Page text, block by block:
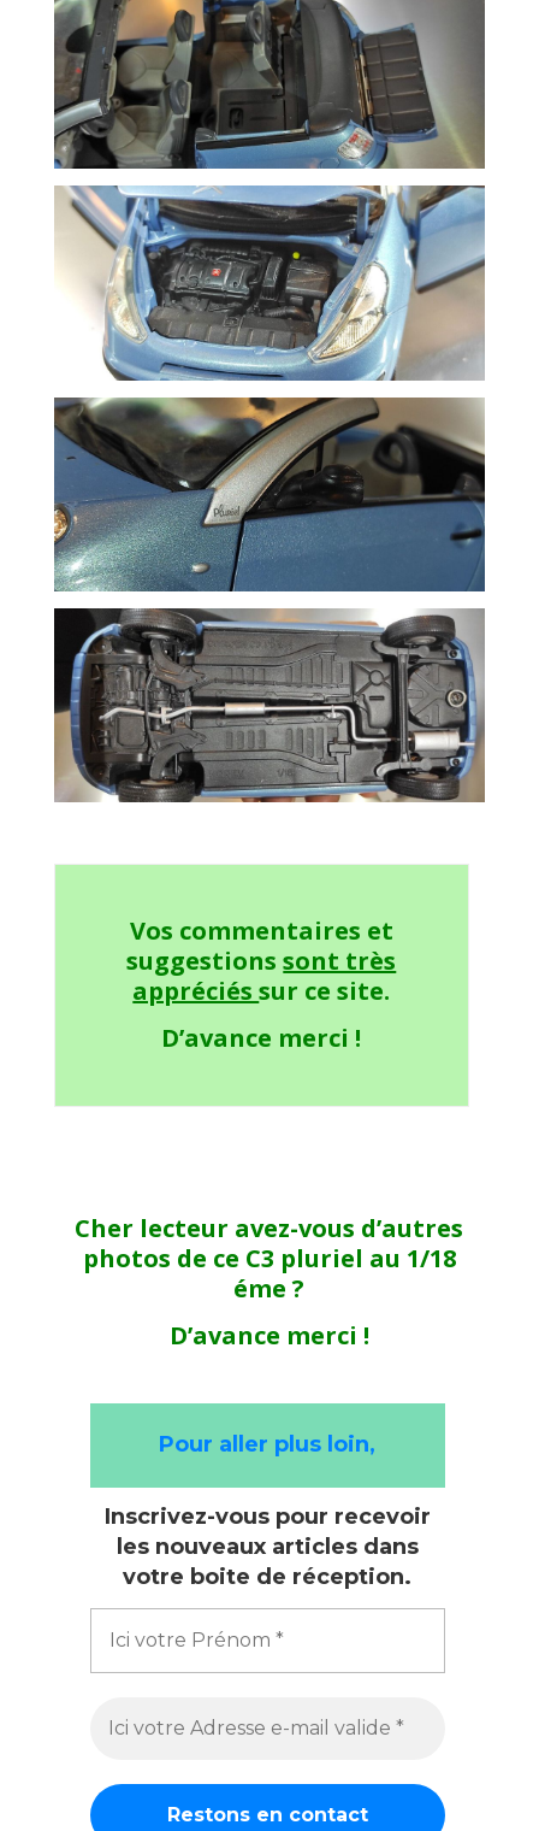
Vos commentaires et
suggestionssont très
appréciéssur ce site.
D’avance merci !
Cher lecteur avez-vous d’autres
photos de ce C3 pluriel au 1/18
éme ?
D’avance merci !
Pour aller plus loin,
Inscrivez-vous pour recevoir
les nouveaux articles dans
votre boite de réception.